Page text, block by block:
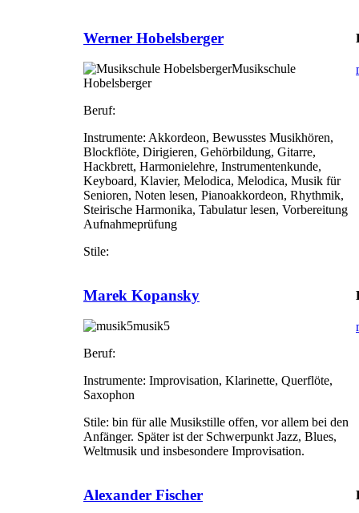
Werner Hobelsberger
Musikschule
Hobelsberger
Beruf:
Instrumente: Akkordeon, Bewusstes Musikhören,
Blockflöte, Dirigieren, Gehörbildung, Gitarre,
Hackbrett, Harmonielehre, Instrumentenkunde,
Keyboard, Klavier, Melodica, Melodica, Musik für
Senioren, Noten lesen, Pianoakkordeon, Rhythmik,
Steirische Harmonika, Tabulatur lesen, Vorbereitung
Aufnahmeprüfung
Stile:
Marek Kopansky
musik5
Beruf:
Instrumente: Improvisation, Klarinette, Querflöte,
Saxophon
Stile: bin für alle Musikstille offen, vor allem bei den
Anfänger. Später ist der Schwerpunkt Jazz, Blues,
Weltmusik und insbesondere Improvisation.
Alexander Fischer